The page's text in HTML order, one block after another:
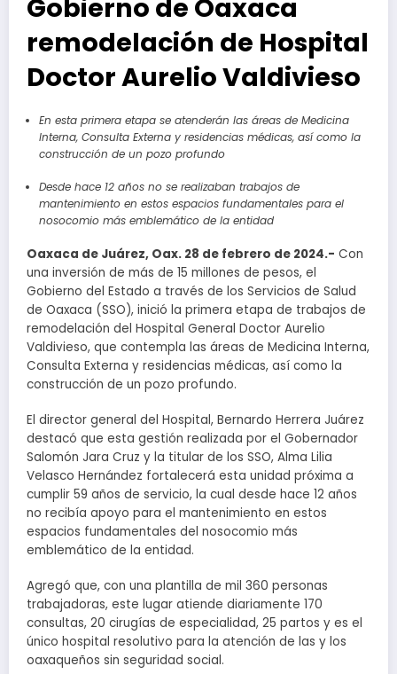
Gobierno de Oaxaca
remodelación de Hospital
Doctor Aurelio Valdivieso
En esta primera etapa se atenderán las áreas de Medicina
Interna, Consulta Externa y residencias médicas, así como la
construcción de un pozo profundo
Desde hace 12 años no se realizaban trabajos de
mantenimiento en estos espacios fundamentales para el
nosocomio más emblemático de la entidad
Oaxaca de Juárez, Oax. 28 de febrero de 2024.- Con
una inversión de más de 15 millones de pesos, el
Gobierno del Estado a través de los Servicios de Salud
de Oaxaca (SSO), inició la primera etapa de trabajos de
remodelación del Hospital General Doctor Aurelio
Valdivieso, que contempla las áreas de Medicina Interna,
Consulta Externa y residencias médicas, así como la
construcción de un pozo profundo.
El director general del Hospital, Bernardo Herrera Juárez
destacó que esta gestión realizada por el Gobernador
Salomón Jara Cruz y la titular de los SSO, Alma Lilia
Velasco Hernández fortalecerá esta unidad próxima a
cumplir 59 años de servicio, la cual desde hace 12 años
no recibía apoyo para el mantenimiento en estos
espacios fundamentales del nosocomio más
emblemático de la entidad.
Agregó que, con una plantilla de mil 360 personas
trabajadoras, este lugar atiende diariamente 170
consultas, 20 cirugías de especialidad, 25 partos y es el
único hospital resolutivo para la atención de las y los
oaxaqueños sin seguridad social.